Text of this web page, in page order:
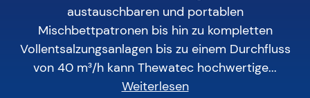
austauschbaren und portablen
Mischbettpatronen bis hin zu kompletten
Vollentsalzungsanlagen bis zu einem Durchfluss
von 40 m³/h kann Thewatec hochwertige...
Weiterlesen
Medizinische Wasseraufbereitung
Kommunen
Kraftwerke & Energieversorger